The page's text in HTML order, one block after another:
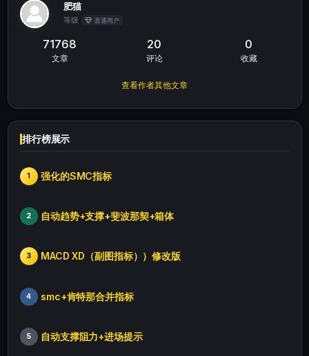
肥猫
等级 普通用户
71768
文章
20
评论
0
收藏
查看作者其他文章
排行榜展示
1 强化的SMC指标
2 自动趋势+支撑+斐波那契+箱体
3 MACD XD（副图指标））修改版
4 smc+肯特那合并指标
5 自动支撑阻力+进场提示